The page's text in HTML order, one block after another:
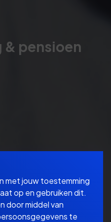
pensioen
met jouw toestemming
op en gebruiken dit.
door middel van
te